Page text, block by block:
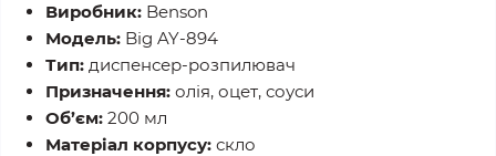
Виробник: Benson
Модель: Big AY-894
Тип: диспенсер-розпилювач
Призначення: олія, оцет, соуси
Об’єм: 200 мл
Матеріал корпусу: скло